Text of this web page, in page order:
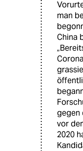
man
China
gegen
vor
2020